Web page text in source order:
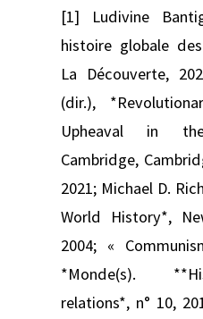
[1] Ludivine
histoire globale
La Découverte,
(dir.),
Upheaval in
Cambridge,
2021; Michael D.
World History*,
2004; «
*Monde(s).
relations*, n° 10,